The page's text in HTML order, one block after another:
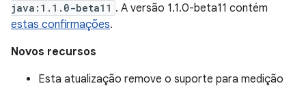
java:1.1.0-beta11 . A versão 1.1.0-beta11 contém
estas confirmações.
Novos recursos
Esta atualização remove o suporte para medição